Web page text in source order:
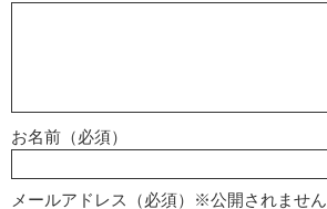
お名前（必須）
メールアドレス（必須）※公開されません